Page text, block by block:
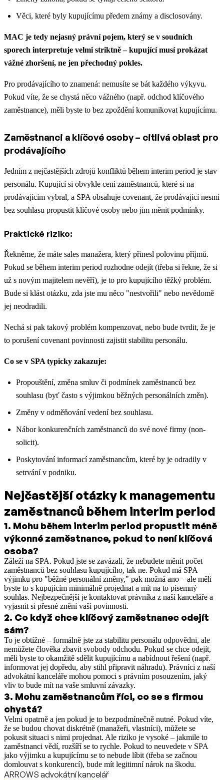
Věci, které byly kupujícímu předem známy a disclosovány.
MAC je tedy nejasný právní pojem, který se v soudních
sporech interpretuje velmi striktně – kupující musí prokázat
vážné zhoršení, ne jen přechodný pokles.
Pro prodávajícího to znamená: nemusíte se bát každého výkyvu.
Pokud víte, že se chystá něco vážného (např. odchod klíčového
zaměstnance), měli byste to bez zpoždění komunikovat kupujícímu.
Zaměstnanci a klíčové osoby – citlivá oblast pro
prodávajícího
Jedním z nejčastějších zdrojů konfliktů během interim period je stav
personálu. Kupující si obvykle cení zaměstnanců, které si na
prodávajícím vybral, a SPA obsahuje covenant, že prodávající nesmí
bez souhlasu propustit klíčové osoby nebo jim měnit podmínky.
Praktické riziko:
Řekněme, že máte sales manažera, který přinesl polovinu příjmů.
Pokud se během interim period rozhodne odejít (třeba si řekne, že si
už s novým majitelem nevěří), je to pro kupujícího těžký problém.
Bude si klást otázku, zda jste mu něco "nestvořili" nebo nevědomě
jej neodradili.
Nechá si pak takový problém kompenzovat, nebo bude tvrdit, že je
to porušení covenant povinnosti zajistit stabilitu personálu.
Co se v SPA typicky zakazuje:
Propouštění, změna smluv či podmínek zaměstnanců bez
souhlasu (byť často s výjimkou běžných personálních změn).
Změny v odměňování vedení bez souhlasu.
Nábor konkurenčních zaměstnanců do své nové firmy (non-
solicit).
Poskytování informací zaměstnancům, které by je odradily v
setrvání v podniku.
Nejčastější otázky k managementu
zaměstnanců během interim period
1. Mohu během interim period propustit méně
výkonné zaměstnance, pokud to není klíčová
osoba?
Záleží na SPA. Pokud jste se zavázali, že nebudete měnit počet
zaměstnanců bez souhlasu kupujícího, tak ne. Pokud má SPA
výjimku pro "běžné personální změny," pak možná ano – ale měli
byste to s kupujícím minimálně projednat a mít na to písemný
souhlas. Nejbezpečnější je kontaktovat právníka z naší kanceláře a
vyjasnit si přesné znění vaší povinnosti.
2. Co když chce klíčový zaměstnanec odejít
sám?
To je obtížné – formálně jste za stabilitu personálu odpovědni, ale
nemůžete člověka zbavit svobody odchodu. Pokud se chce odejít,
měli byste to okamžitě sdělit kupujícímu a nabídnout řešení (např.
informovat jej dopředu, aby stihl připravit náhradu). Právníci z naší
advokátní kanceláře mohou pomoci s právním posouzením, jaký
vliv to bude mít na vaše smluvní závazky.
3. Mohu zaměstnancům říci, co se s firmou
chystá?
Velmi opatrně a jen pokud je to bezpodmínečně nutné. Pokud víte,
že se budou chovat diskrétně (manažeři, vlastníci), můžete se
pokusit situaci s nimi projednat. Ale riziko je vysoké – jakmile to
zaměstnanci vědí, rozšíří se to rychle. Pokud to neuvedete v SPA
jako výjimku a kupujícímu se to nebude líbit (třeba se začnou
domlouvat s konkurencí), bude mít legitimní nárok na škodu.
ARROWS advokátní kancelář